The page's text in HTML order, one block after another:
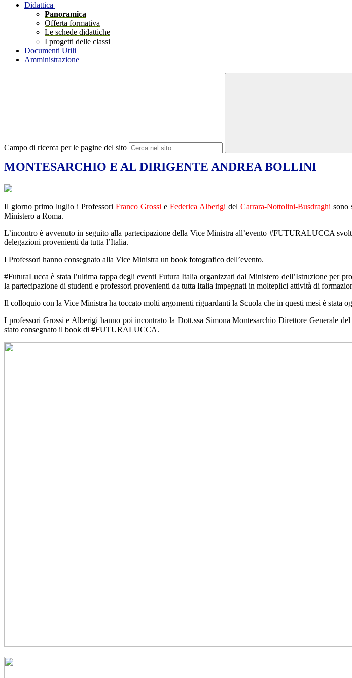
Didattica
Panoramica
Offerta formativa
Le schede didattiche
I progetti delle classi
Documenti Utili
Amministrazione
Campo di ricerca per le pagine del sito
MONTESARCHIO E AL DIRIGENTE ANDREA BOLLINI
Il giorno primo luglio i Professori Franco Grossi e Federica Alberigi del Carrara-Nottolini-Busdraghi sono
Ministero a Roma.
L’incontro è avvenuto in seguito alla partecipazione della Vice Ministra all’evento #FUTURALUCCA
delegazioni provenienti da tutta l’Italia.
I Professori hanno consegnato alla Vice Ministra un book fotografico dell’evento.
#FuturaLucca è stata l’ultima tappa degli eventi Futura Italia organizzati dal Ministero dell’Istruzione per
la partecipazione di studenti e professori provenienti da tutta Italia impegnati in molteplici attività di
Il colloquio con la Vice Ministra ha toccato molti argomenti riguardanti la Scuola che in questi mesi è
I professori Grossi e Alberigi hanno poi incontrato la Dott.ssa Simona Montesarchio Direttore
stato consegnato il book di #FUTURALUCCA.